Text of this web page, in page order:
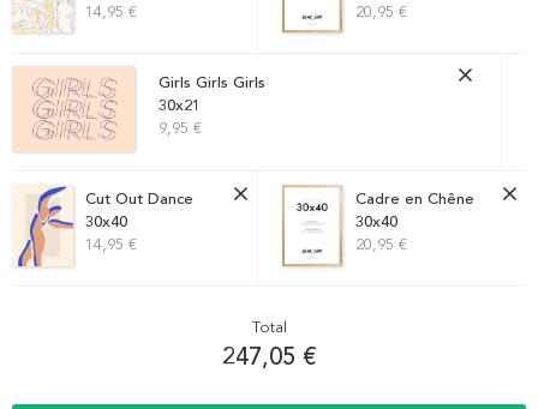
20,95 €
14,95 €
Girls Girls Girls
30x21
9,95 €
Cadre en Chêne
30x40
20,95 €
Cut Out Dance
30x40
14,95 €
Total
247,05 €